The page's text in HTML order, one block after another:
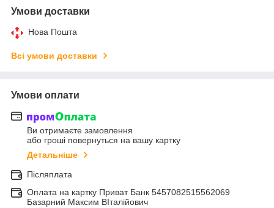
Умови доставки
Нова Пошта
Всі умови доставки
Умови оплати
Ви отримаєте замовлення
або гроші повернуться на вашу картку
Детальніше
Післяплата
Оплата на картку Приват Банк 5457082515562069
Базарний Максим ВІталійович